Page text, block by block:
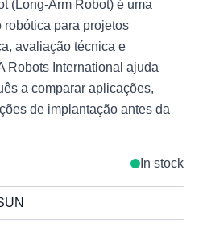
(Long-Arm Robot) é uma
para projetos
avaliação técnica e
Robots International ajuda
a comparar aplicações,
de implantação antes da
In stock